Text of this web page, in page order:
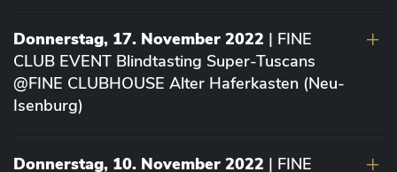
Donnerstag, 17. November 2022 | FINE
CLUB EVENT Blindtasting Super-Tuscans
@FINE CLUBHOUSE Alter Haferkasten (Neu-
Isenburg)
Donnerstag, 10. November 2022 | FINE